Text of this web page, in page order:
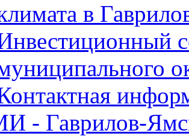
в
- Гаврилов-